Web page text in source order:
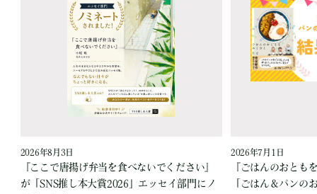
2026年8月3日
『ここで唐揚げ弁当を食べないでください』
が「SNS推し本大賞2026」エッセイ部門にノ
2026年7月1日
『ごはんのおとも
「ごはん＆パンの